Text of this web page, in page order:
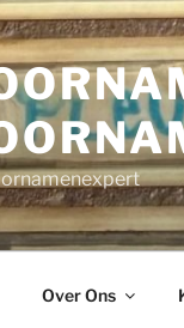
Over Ons